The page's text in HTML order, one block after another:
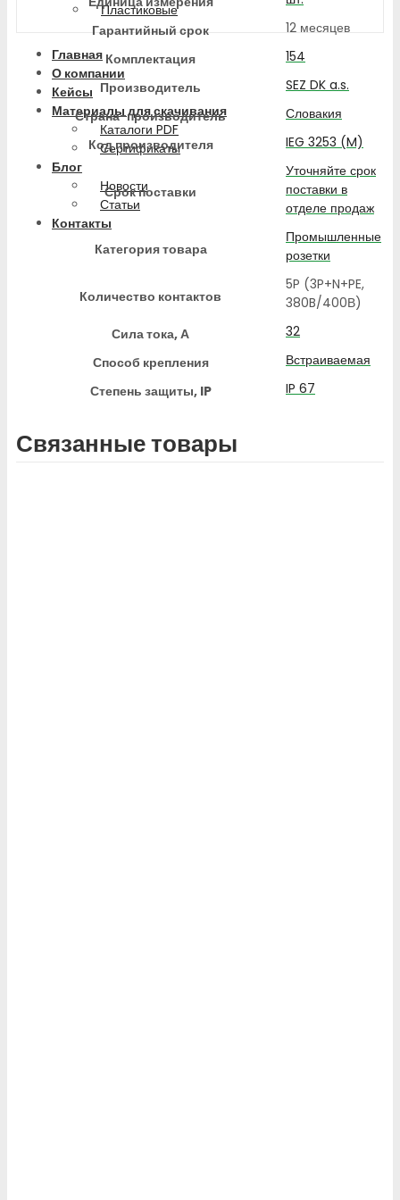
Пластиковые
Главная
О компании
Кейсы
Материалы для скачивания
Каталоги PDF
Сертификаты
Блог
Новости
Статьи
Контакты
Гарантийный срок
12 месяцев
Комплектация
154
Производитель
SEZ DK a.s.
Страна-производитель
Словакия
Код производителя
IEG 3253 (M)
Срок поставки
Уточняйте срок
поставки в
отделе продаж
Категория товара
Промышленные
розетки
Количество контактов
5P (3P+N+PE,
380B/400В)
Сила тока, А
32
Способ крепления
Встраиваемая
Степень защиты, IP
IP 67
Связанные товары